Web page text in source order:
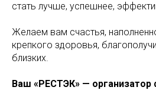
стать лучше, успешнее,
Желаем вам счастья,
крепкого здоровья,
близких.
Ваш «РЕСТЭК» — организатор